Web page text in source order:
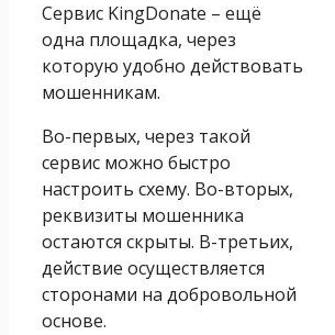
Сервис KingDonate – ещё
одна площадка, через
которую удобно действовать
мошенникам.
Во-первых, через такой
сервис можно быстро
настроить схему. Во-вторых,
реквизиты мошенника
остаются скрыты. В-третьих,
действие осуществляется
сторонами на добровольной
основе.